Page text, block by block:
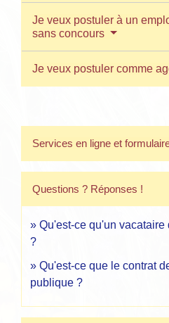
Je veux postuler à un
sans concours
Je veux postuler comme
Services en ligne et
Questions ? Réponses !
Qu'est-ce qu'un
?
Qu'est-ce que le contrat
publique ?